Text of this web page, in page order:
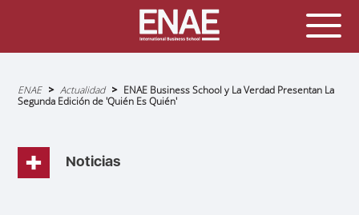
Sobrescribir
enlaces
de
navegación
ENAE Actualidad
ENAE Business School y La Verdad Presentan La
Segunda Edición de 'Quién Es Quién'
Noticias